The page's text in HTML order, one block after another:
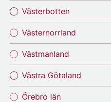
Västerbotten
Västernorrland
Västmanland
Västra Götaland
Örebro län